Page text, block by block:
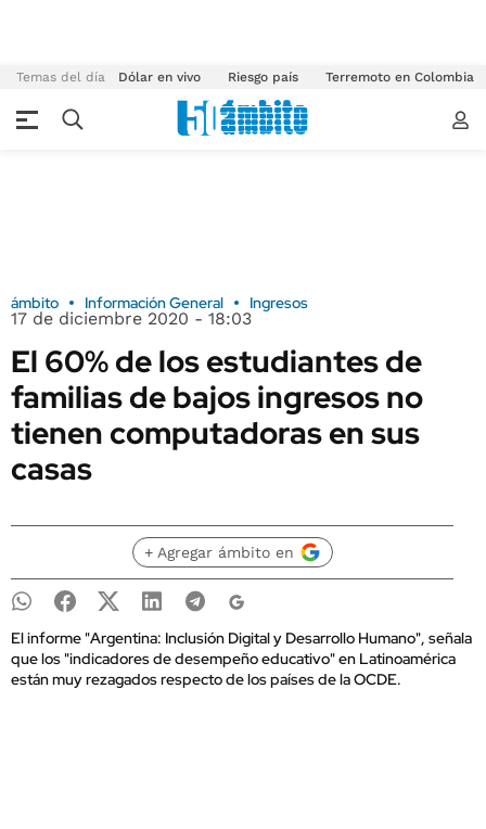
Temas del día Dólar en vivo Riesgo país Terremoto en Colombia
ámbito Información General Ingresos
17 de diciembre 2020 - 18:03
El 60% de los estudiantes de
familias de bajos ingresos no
tienen computadoras en sus
casas
+ Agregar ámbito en
El informe "Argentina: Inclusión Digital y Desarrollo Humano", señala
que los "indicadores de desempeño educativo" en Latinoamérica
están muy rezagados respecto de los países de la OCDE.